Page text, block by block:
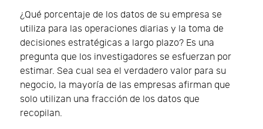
¿Qué porcentaje de los datos de su empresa se
utiliza para las operaciones diarias y la toma de
decisiones estratégicas a largo plazo? Es una
pregunta que los investigadores se esfuerzan por
estimar. Sea cual sea el verdadero valor para su
negocio, la mayoría de las empresas afirman que
solo utilizan una fracción de los datos que
recopilan.